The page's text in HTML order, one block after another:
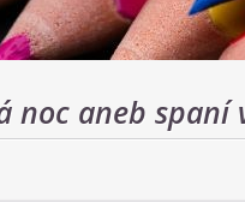
noc aneb spaní